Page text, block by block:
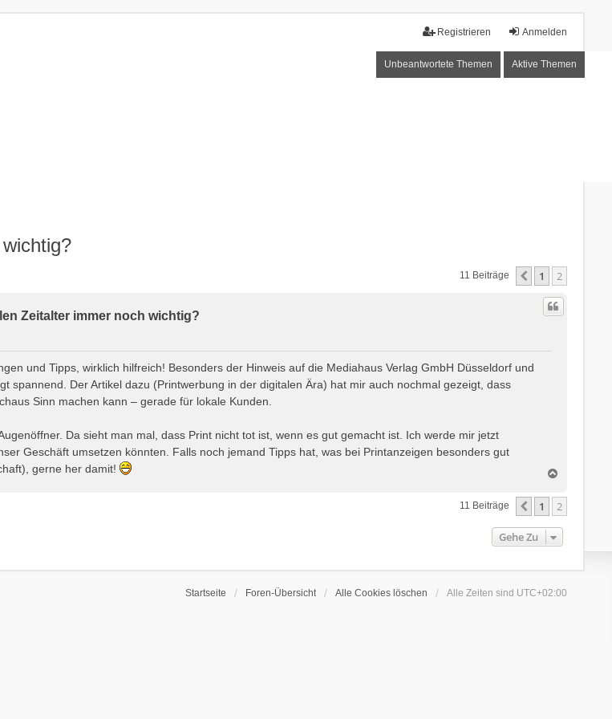
Anmelden
Registrieren
Unbeantwortete Themen Aktive Themen
11 Beiträge Vorherige
1 2
Zeitalter immer noch wichtig?
und Tipps, wirklich hilfreich! Besonders der Hinweis auf die Mediahaus Verlag GmbH Düsseldorf und
spannend. Der Artikel dazu (Printwerbung in der digitalen Ära) hat mir auch nochmal gezeigt, dass
Sinn machen kann – gerade für lokale Kunden.
Da sieht man mal, dass Print nicht tot ist, wenn es gut gemacht ist. Ich werde mir jetzt
Geschäft umsetzen könnten. Falls noch jemand Tipps hat, was bei Printanzeigen besonders gut
gerne her damit!
c
h
o
e
11 Beiträge Vorherige
1 2
Gehe Zu
Startseite Foren-Übersicht Alle Cookies löschen Alle Zeiten sind UTC+02:00